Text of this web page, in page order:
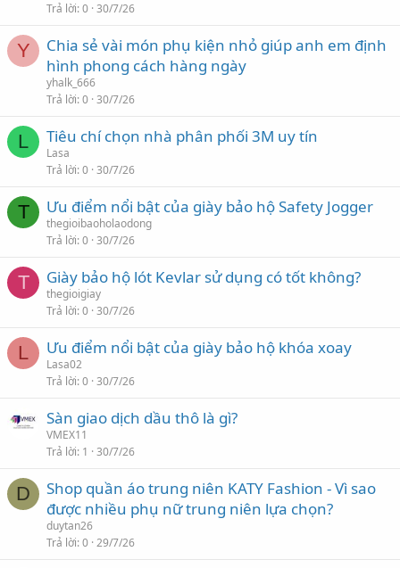
Trả lời 0 30/7/26
Y
Chia sẻ vài món phụ kiện nhỏ giúp anh em định
hình phong cách hàng ngày
yhalk_666
Trả lời 0 30/7/26
L Tiêu chí chọn nhà phân phối 3M uy tín
Lasa
Trả lời 0 30/7/26
T Ưu điểm nổi bật của giày bảo hộ Safety Jogger
thegioibaoholaodong
Trả lời 0 30/7/26
T Giày bảo hộ lót Kevlar sử dụng có tốt không?
thegioigiay
Trả lời 0 30/7/26
L Ưu điểm nổi bật của giày bảo hộ khóa xoay
Lasa02
Trả lời 0 30/7/26
Sàn giao dịch dầu thô là gì?
VMEX11
Trả lời 1 30/7/26
D
Shop quần áo trung niên KATY Fashion - Vì sao
được nhiều phụ nữ trung niên lựa chọn?
duytan26
Trả lời 0 29/7/26